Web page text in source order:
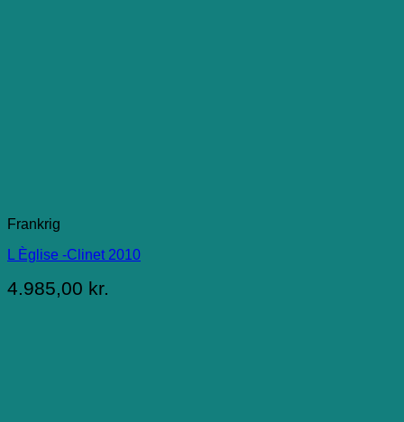
Frankrig
L Èglise -Clinet 2010
4.985,00 kr.